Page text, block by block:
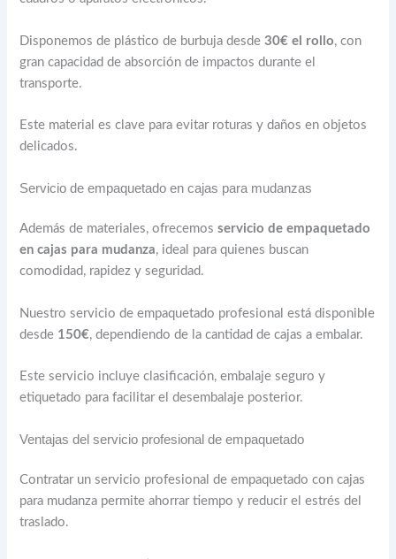
Disponemos de plástico de burbuja desde30€ el rollo, con
gran capacidad de absorción de impactos durante el
transporte.
Este material es clave para evitar roturas y daños en objetos
delicados.
Servicio de empaquetado en cajas para mudanzas
Además de materiales, ofrecemosservicio de empaquetado
en cajas para mudanza, ideal para quienes buscan
comodidad, rapidez y seguridad.
Nuestro servicio de empaquetado profesional está disponible
desde 150€, dependiendo de la cantidad de cajas a embalar.
Este servicio incluye clasificación, embalaje seguro y
etiquetado para facilitar el desembalaje posterior.
Ventajas del servicio profesional de empaquetado
Contratar un servicio profesional de empaquetado con cajas
para mudanza permite ahorrar tiempo y reducir el estrés del
traslado.